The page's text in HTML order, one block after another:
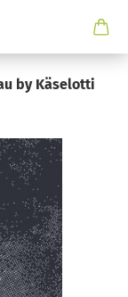
by Käselotti